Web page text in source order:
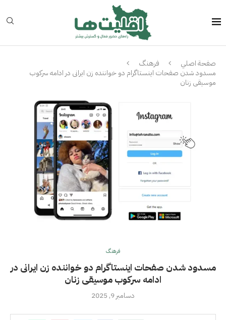
صفحة اصلي
فرهنگ
مسدود شدن صفحات اینستاگرام دو خواننده زن ایرانی در ادامه سرکوب
موسیقی زنان
فرهنگ
مسدود شدن صفحات اینستاگرام دو خواننده زن ایرانی در
ادامه سرکوب موسیقی زنان
دسامبر 9, 2025